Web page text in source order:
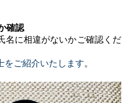
確認
名に相違がないかご確認くだ
をご紹介いたします。